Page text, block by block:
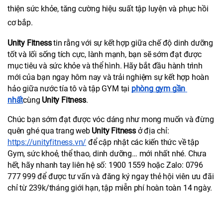
thiện sức khỏe, tăng cường hiệu suất tập luyện và phục hồi
cơ bắp.
Unity Fitness tin rằng với sự kết hợp giữa chế độ dinh dưỡng
tốt và lối sống tích cực, lành mạnh, bạn sẽ sớm đạt được
mục tiêu và sức khỏe và thể hình. Hãy bắt đầu hành trình
mới của bạn ngay hôm nay và trải nghiệm sự kết hợp hoàn
hảo giữa nước tía tô và tập GYM tại phòng gym gần
nhấtcùng Unity Fitness.
Chúc bạn sớm đạt được vóc dáng như mong muốn và đừng
quên ghé qua trang web Unity Fitness
https://unityfitness.vn/ để cập nhật các kiến thức về tập
Gym, sức khoẻ, thể thao, dinh dưỡng… mới nhất nhé. Chưa
hết, hãy nhanh tay liên hệ số: 1900 1559 hoặc Zalo: 0796
777 999 để được tư vấn và đăng ký ngay thẻ hội viên ưu đãi
chỉ từ 239k/tháng giới hạn, tập miễn phí hoàn toàn 14 ngày.